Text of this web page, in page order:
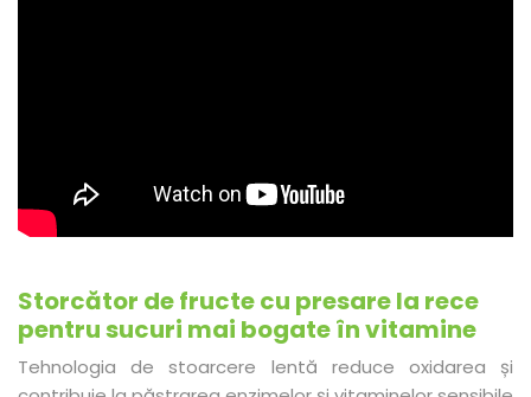
Storcător de fructe cu presare la rece
pentru sucuri mai bogate în vitamine
Tehnologia de stoarcere lentă reduce oxidarea și